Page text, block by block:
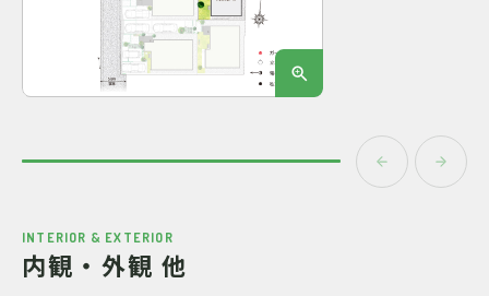
INTERIOR & EXTERIOR
内観・外観 他